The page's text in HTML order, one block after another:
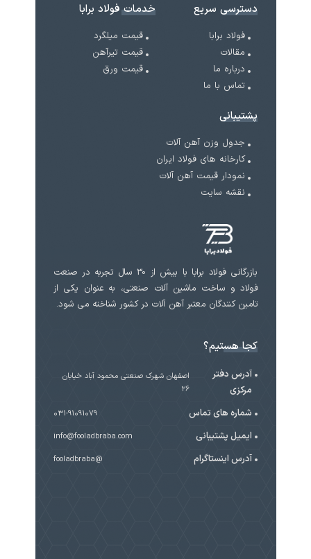
دسترسی سریع
فولاد برابا
مقالات
درباره ما
تماس با ما
خدمات فولاد برابا
قیمت میلگرد
قیمت تیرآهن
قیمت ورق
پشتیبانی
جدول وزن آهن آلات
کارخانه های فولاد ایران
نمودار قیمت آهن آلات
نقشه سایت
بازرگانی فولاد برابا با بیش از 30 سال تجربه در صنعت
فولاد و ساخت ماشین آلات صنعتی، به عنوان یکی از
تامین کنندگان معتبر آهن آلات در کشور شناخته می شود.
کجا هستیم؟
آدرس دفتر
مرکزی
اصفهان شهرک صنعتی محمود آباد خیابان
۲۶
شماره های تماس 031-91091079
ایمیل پشتیبانی info@fooladbraba.com
آدرس اینستاگرام @fooladbraba